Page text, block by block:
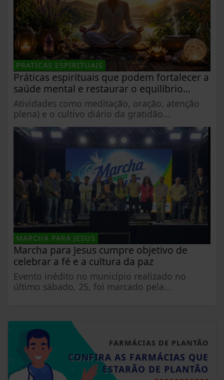
PRATICAS ESPIRITUAIS
Práticas espirituais que podem fortalecer a
saúde mental e restaurar o equilíbrio...
Atividades como meditação, oração, atenção
plena) e o cultivo diário da gratidão...
MARCHA PARA JESUS
Marcha para Jesus cumpre objetivo de
celebrar a fé e a cultura da paz
Evento inédito no município realizado no
último sábado, 25, foi marcado pela...
FARMÁCIAS DE PLANTÃO
CONFIRA AS FARMÁCIAS QUE
ESTARÃO DE PLANTÃO